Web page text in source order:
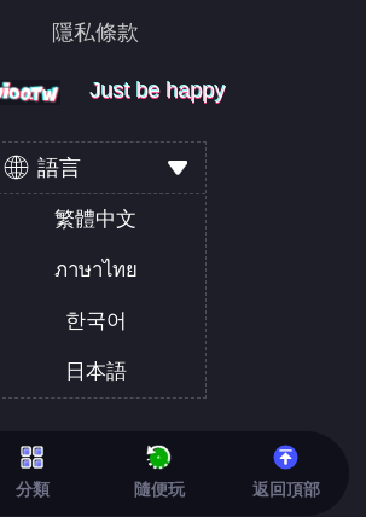
隱私條款
Just be happy
Just be happy
Just be happy
語言
繁體中文
ภาษาไทย
한국어
日本語
分類 隨便玩 返回頂部